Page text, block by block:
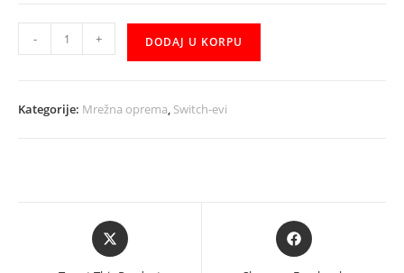
D-
- + DODAJ U KORPU
Kategorije: Mrežna oprema, Switch-evi
Opens
in
Opens
in